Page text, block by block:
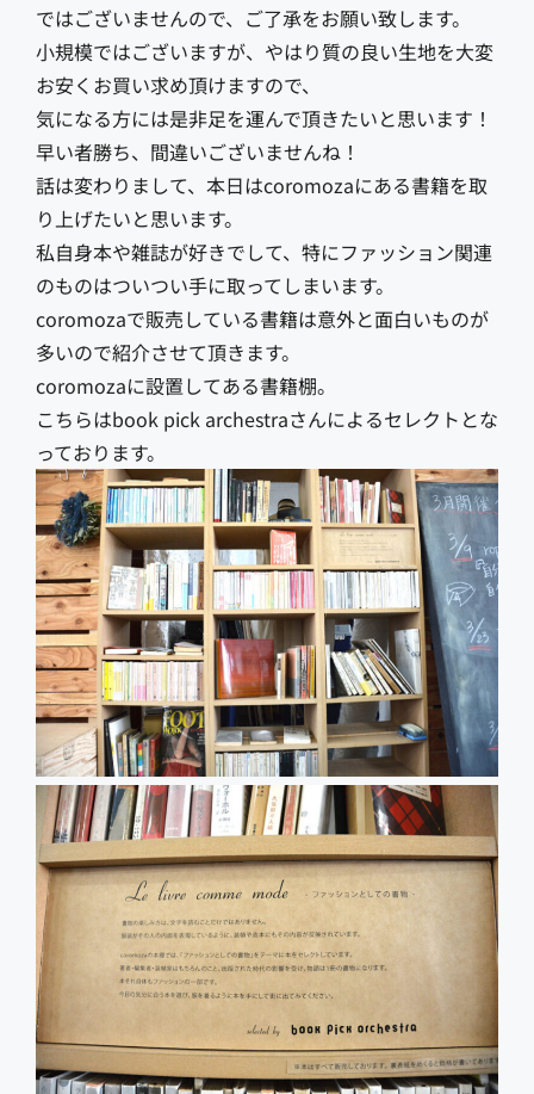
ではございませんので、ご了承をお願い致します。
小規模ではございますが、やはり質の良い生地を大変
お安くお買い求め頂けますので、
気になる方には是非足を運んで頂きたいと思います！
早い者勝ち、間違いございませんね！
話は変わりまして、本日はcoromozaにある書籍を取
り上げたいと思います。
私自身本や雑誌が好きでして、特にファッション関連
のものはついつい手に取ってしまいます。
coromozaで販売している書籍は意外と面白いものが
多いので紹介させて頂きます。
coromozaに設置してある書籍棚。
こちらはbook pick archestraさんによるセレクトとな
っております。